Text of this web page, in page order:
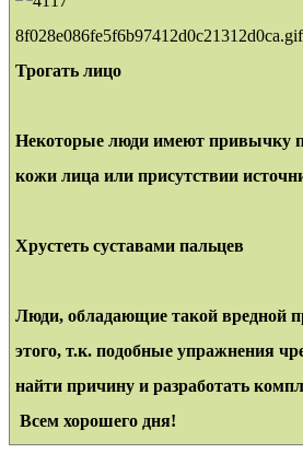
8f028e086fe5f6b97412d0c21312d0ca.gif
Трогать лицо
Некоторые люди имеют привычку
кожи лица или присутствии
Хрустеть суставами пальцев
Люди, обладающие такой вредной
этого, т.к. подобные упражнения
найти причину и разработать
Всем хорошего дня!